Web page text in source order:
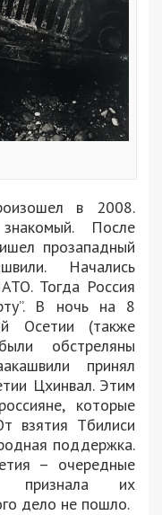
в 2008.
После
прозападный
Начались
Тогда Россия
В ночь на 8
Осетии (также
обстреляны
принял
Цхинвал. Этим
которые
взятия Тбилиси
поддержка.
– очередные
признала их
дело не пошло.